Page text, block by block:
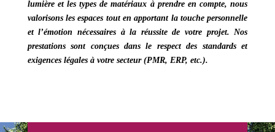
lumière et les types de matériaux à prendre en compte, nous
valorisons les espaces tout en apportant la touche personnelle
et l’émotion nécessaires à la réussite de votre projet. Nos
prestations sont conçues dans le respect des standards et
exigences légales à votre secteur (PMR, ERP, etc.).